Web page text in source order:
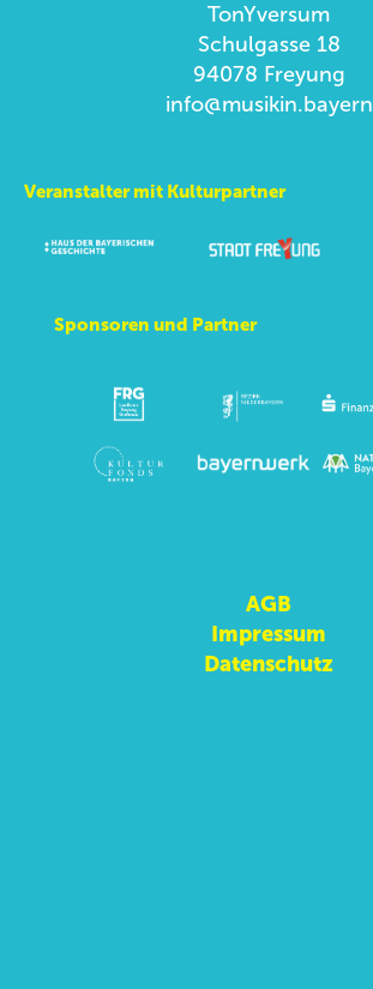
TonYversum
Schulgasse 18
94078 Freyung
info@musikin.bayern
Veranstalter mit Kulturpartner
Sponsoren und Partner
AGB
Impressum
Datenschutz